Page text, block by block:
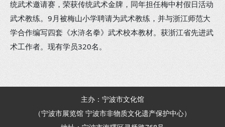
统武术邀请赛，荣获传统武术金牌，同年担任梅中村假日活动
武术教练。9月被梅山小学聘请为武术教练，并与浙江师范大
学合作编写四套《水浒名拳》武术校本教材。获浙江省先进武
术工作者。现有学员320名。
主办：宁波市文化馆
（宁波市展览馆 宁波市非物质文化遗产保护中心）